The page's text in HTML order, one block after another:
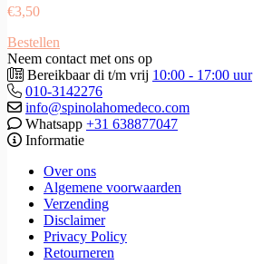
€3,50
Bestellen
Neem contact met ons op
Bereikbaar di t/m vrij 10:00 - 17:00 uur
010-3142276
info@spinolahomedeco.com
Whatsapp +31 638877047
Informatie
Over ons
Algemene voorwaarden
Verzending
Disclaimer
Privacy Policy
Retourneren